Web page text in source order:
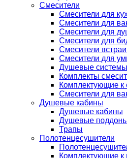
Смесители
Смесители для
Смесители для
Смесители для
Смесители для
Смесители
Смесители для
Душевые системы
Комплекты
Комплектующие к
Смесители для
Душевые кабины
Душевые кабины
Душевые
Трапы
Полотенцесушители
Комплектующие к